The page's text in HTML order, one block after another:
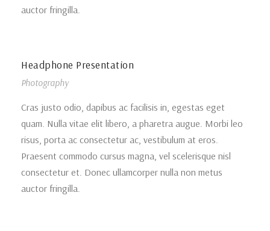
auctor fringilla.
Headphone Presentation
Photography
Cras justo odio, dapibus ac facilisis in, egestas eget
quam. Nulla vitae elit libero, a pharetra augue. Morbi leo
risus, porta ac consectetur ac, vestibulum at eros.
Praesent commodo cursus magna, vel scelerisque nisl
consectetur et. Donec ullamcorper nulla non metus
auctor fringilla.